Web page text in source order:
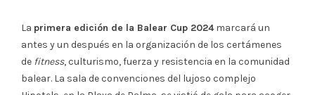
La primera edición de la Balear Cup 2024marcará un
antes y un después en la organización de los certámenes
de fitness, culturismo, fuerza y resistencia en la comunidad
balear. La sala de convenciones del lujoso complejo